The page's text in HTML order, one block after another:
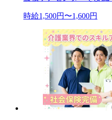
時給1,500円〜1,600円